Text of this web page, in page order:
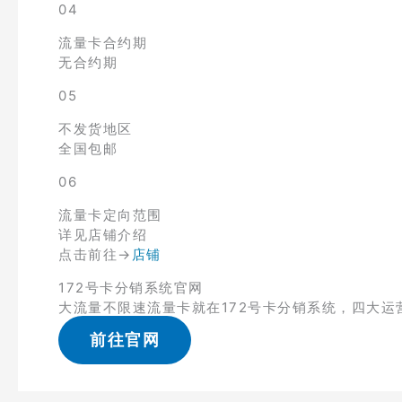
04
流量卡合约期
无合约期
05
不发货地区
全国包邮
06
流量卡定向范围
详见店铺介绍
点击前往→ 店铺
172号卡分销系统官网
大流量不限速流量卡就在172号卡分销系统，四大运
前往官网